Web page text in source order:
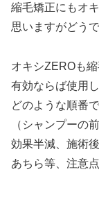
縮毛矯正にもオ
思いますがどう
オキシZEROも
有効ならば使用
どのような順番
（シャンプーの
効果半減、施術
あちら等、注意